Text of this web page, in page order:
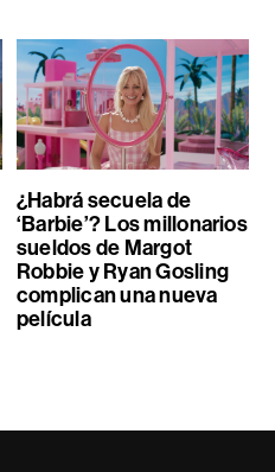
¿Habrá secuela de
‘Barbie’? Los millonarios
sueldos de Margot
Robbie y Ryan Gosling
complican una nueva
película